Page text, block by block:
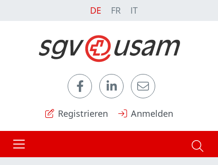
DE FR IT
Registrieren Anmelden